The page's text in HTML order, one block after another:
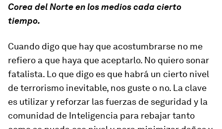
Corea del Norte en los medios cada cierto
tiempo.
Cuando digo que hay que acostumbrarse no me
refiero a que haya que aceptarlo. No quiero sonar
fatalista. Lo que digo es que habrá un cierto nivel
de terrorismo inevitable, nos guste o no. La clave
es utilizar y reforzar las fuerzas de seguridad y la
comunidad de Inteligencia para rebajar tanto